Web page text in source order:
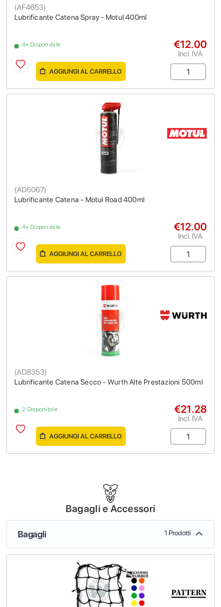
Lubrificante Catena Spray - Motul 400ml
(AF4653)
4+ Disponibile €12.00
Incl. IVA
AGGIUNGI AL CARRELLO
Lubrificante Catena - Motul Road 400ml
(AD5067)
4+ Disponibile €12.00
Incl. IVA
AGGIUNGI AL CARRELLO
Lubrificante Catena Secco - Wurth Alte Prestazioni 500ml
(AD8353)
2 Disponibile €21.28
Incl. IVA
AGGIUNGI AL CARRELLO
Bagagli e Accessori
Bagagli 1 Prodotti